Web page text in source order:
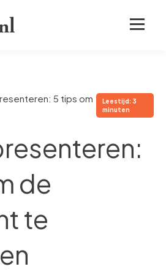
5 tips om
Leestijd: 3
minuten
de
te